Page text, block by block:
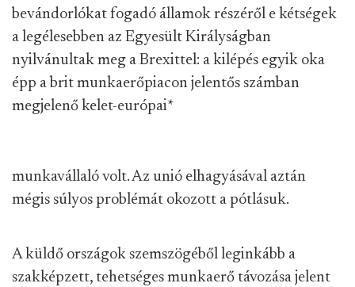
bevándorlókat fogadó államok részéről e kétségek
a legélesebben az Egyesült Királyságban
nyilvánultak meg a Brexittel: a kilépés egyik oka
épp a brit munkaerőpiacon jelentős számban
megjelenő kelet-európai*
munkavállaló volt. Az unió elhagyásával aztán
mégis súlyos problémát okozott a pótlásuk.
A küldő országok szemszögéből leginkább a
szakképzett, tehetséges munkaerő távozása jelent